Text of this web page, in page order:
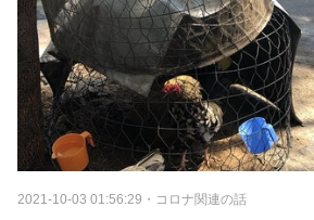
2021-10-03 01:56:29 ・ コロナ関連の話